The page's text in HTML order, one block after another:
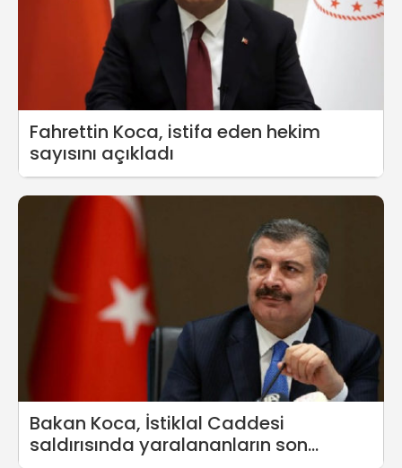
Fahrettin Koca, istifa eden hekim
sayısını açıkladı
Bakan Koca, İstiklal Caddesi
saldırısında yaralananların son